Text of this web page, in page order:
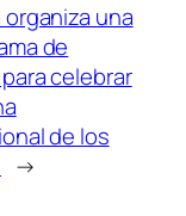
organiza una
de
celebrar
de los
→